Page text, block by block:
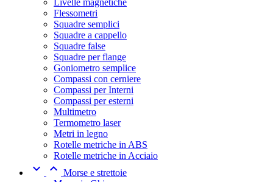
Flessometri
Squadre semplici
Squadre a cappello
Squadre false
Squadre per flange
Goniometro semplice
Compassi con cerniere
Compassi per Interni
Compassi per esterni
Multimetro
Termometro laser
Metri in legno
Rotelle metriche in ABS
Rotelle metriche in Acciaio
  Morse e strettoie